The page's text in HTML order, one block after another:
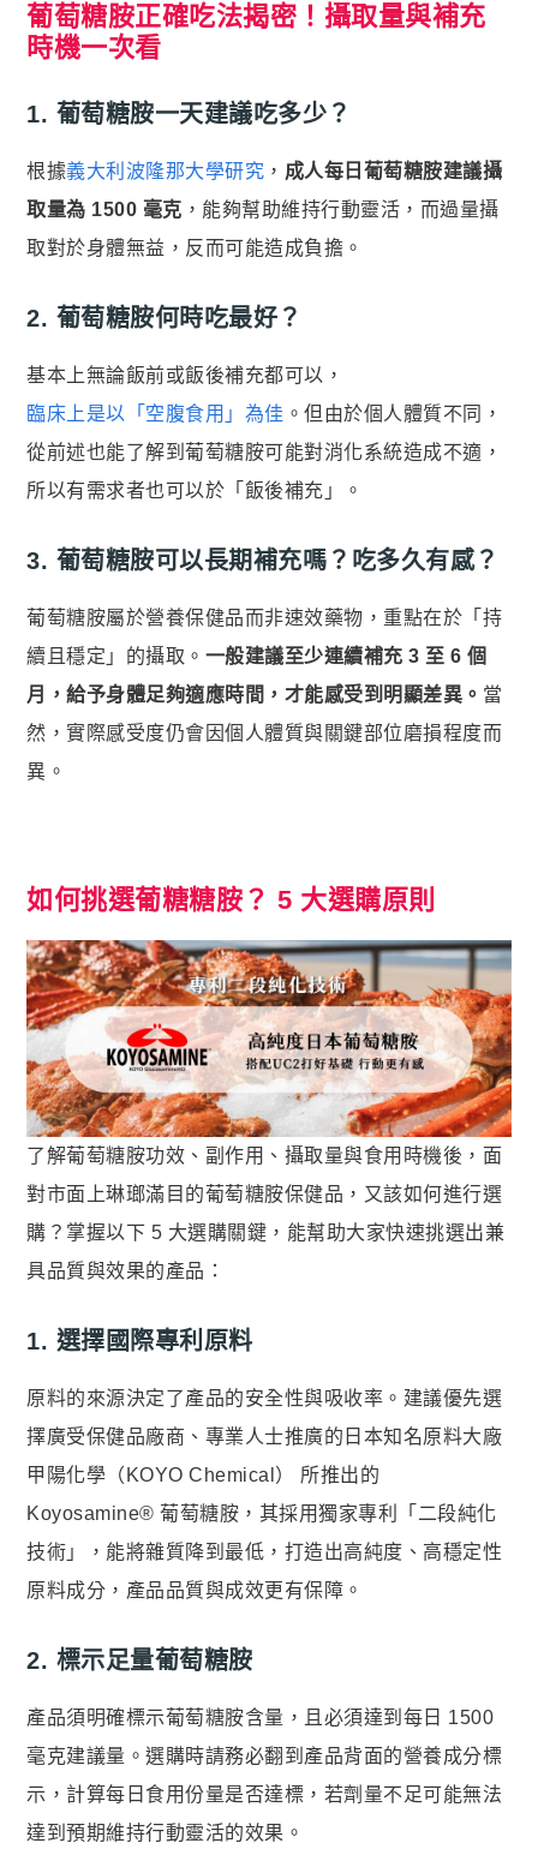
葡萄糖胺正確吃法揭密！攝取量與補充
時機一次看
1. 葡萄糖胺一天建議吃多少？
根據義大利波隆那大學研究 ， 成人每日葡萄糖胺建議攝
取量為 1500 毫克 ，能夠幫助維持行動靈活，而過量攝
取對於身體無益，反而可能造成負擔。
2. 葡萄糖胺何時吃最好？
基本上無論飯前或飯後補充都可以，
臨床上是以「空腹食用」為佳 。但由於個人體質不同，
從前述也能了解到葡萄糖胺可能對消化系統造成不適，
所以有需求者也可以於「飯後補充」。
3. 葡萄糖胺可以長期補充嗎？吃多久有感？
葡萄糖胺屬於營養保健品而非速效藥物，重點在於「持
續且穩定」的攝取。 一般建議至少連續補充 3 至 6 個
月，給予身體足夠適應時間，才能感受到明顯差異。 當
然，實際感受度仍會因個人體質與關鍵部位磨損程度而
異。
如何挑選葡糖糖胺？ 5 大選購原則
了解葡萄糖胺功效、副作用、攝取量與食用時機後，面
對市面上琳瑯滿目的葡萄糖胺保健品，又該如何進行選
購？掌握以下 5 大選購關鍵，能幫助大家快速挑選出兼
具品質與效果的產品：
1. 選擇國際專利原料
原料的來源決定了產品的安全性與吸收率。建議優先選
擇廣受保健品廠商、專業人士推廣的日本知名原料大廠
甲陽化學（KOYO Chemical） 所推出的
Koyosamine® 葡萄糖胺，其採用獨家專利「二段純化
技術」，能將雜質降到最低，打造出高純度、高穩定性
原料成分，產品品質與成效更有保障。
2. 標示足量葡萄糖胺
產品須明確標示葡萄糖胺含量，且必須達到每日 1500
毫克建議量。選購時請務必翻到產品背面的營養成分標
示，計算每日食用份量是否達標，若劑量不足可能無法
達到預期維持行動靈活的效果。